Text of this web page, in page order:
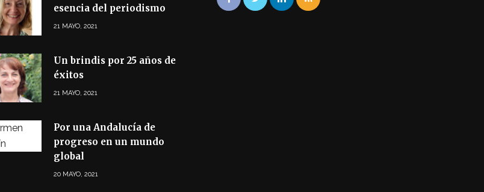
esencia del periodismo
21 MAYO, 2021
Un brindis por 25 años de
éxitos
21 MAYO, 2021
Por una Andalucía de
progreso en un mundo
global
20 MAYO, 2021